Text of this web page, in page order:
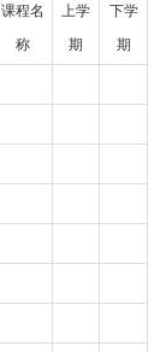
课程名
称
上学
期
下学
期